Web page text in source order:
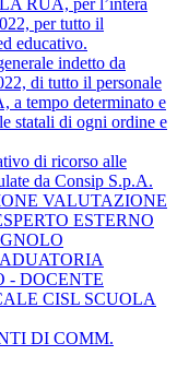
RUA, per l’intera
per tutto il
educativo.
indetto da
di tutto il personale
a tempo determinato e
statali di ogni ordine e
di ricorso alle
da Consip S.p.A.
VALUTAZIONE
ESTERNO
- DOCENTE
CISL SCUOLA
DI COMM.